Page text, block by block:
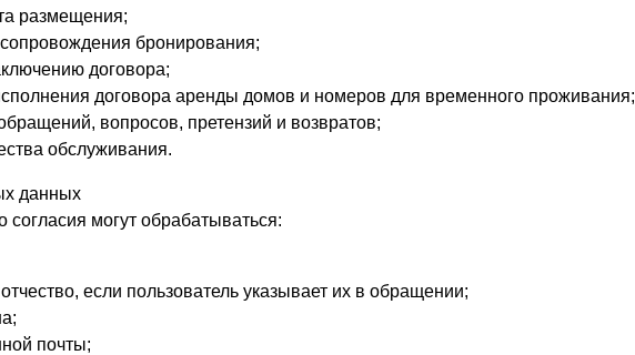
размещения;
бронирования;
договора;
договора аренды домов и номеров для временного проживания;
вопросов, претензий и возвратов;
обслуживания.
данных
согласия могут обрабатываться:
если пользователь указывает их в обращении;
почты;